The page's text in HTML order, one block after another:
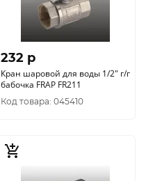
232 p
Кран шаровой для воды 1/2" г/г
бабочка FRAP FR211
Код товара: 045410